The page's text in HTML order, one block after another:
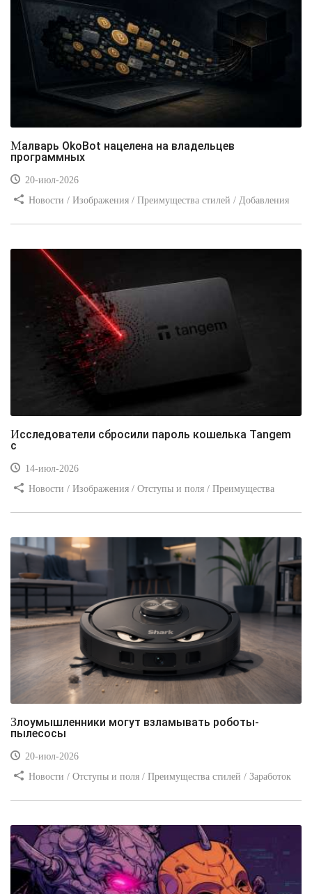
Малварь OkoBot нацелена на владельцев
программных
20-июл-2026
Новости / Изображения / Преимущества стилей / Добавления
Исследователи сбросили пароль кошелька Tangem
с
14-июл-2026
Новости / Изображения / Отступы и поля / Преимущества
Злоумышленники могут взламывать роботы-
пылесосы
20-июл-2026
Новости / Отступы и поля / Преимущества стилей / Заработок